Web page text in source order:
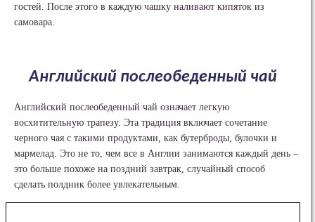
гостей. После этого в каждую чашку наливают кипяток из
самовара.
Английский послеобеденный чай
Английский послеобеденный чай означает легкую
восхитительную трапезу. Эта традиция включает сочетание
черного чая с такими продуктами, как бутерброды, булочки и
мармелад. Это не то, чем все в Англии занимаются каждый день –
это больше похоже на поздний завтрак, случайный способ
сделать полдник более увлекательным.